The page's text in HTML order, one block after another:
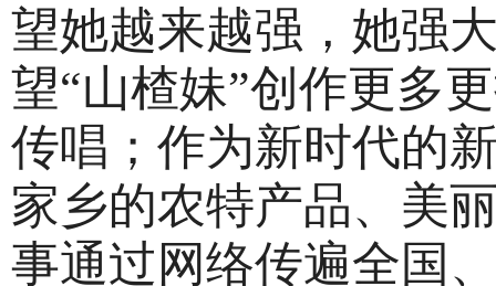
望她越来越强，她强
望“山楂妹”创作更多
传唱；作为新时代的
家乡的农特产品、美
事通过网络传遍全国